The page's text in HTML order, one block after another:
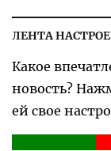
ЛЕНТА
Какое
новость?
ей свое